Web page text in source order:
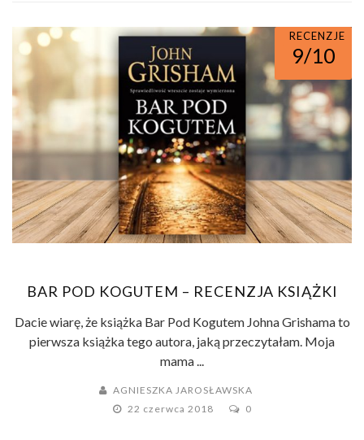
RECENZJE
9/10
BAR POD KOGUTEM – RECENZJA KSIĄŻKI
Dacie wiarę, że książka Bar Pod Kogutem Johna Grishama to
pierwsza książka tego autora, jaką przeczytałam. Moja
mama ...
AGNIESZKA JAROSŁAWSKA
22 czerwca 2018
0